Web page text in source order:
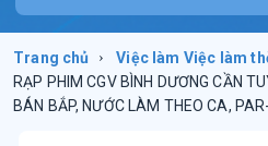
Trang chủ › Việc làm Việc làm
RẠP PHIM CGV BÌNH DƯƠNG CẦN
BÁN BẮP, NƯỚC LÀM THEO CA,